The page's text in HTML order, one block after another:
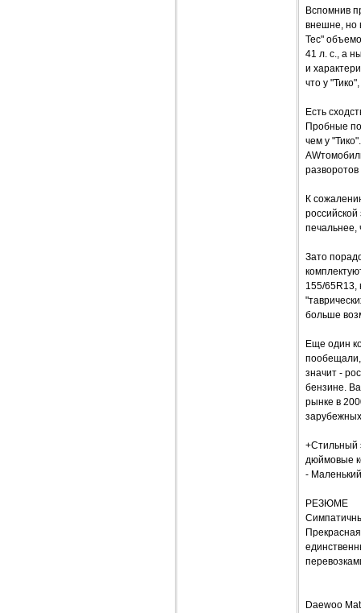
Вспомнив
внешне, но
Тес"
41 л. с., а
и
что у
Есть
Пробные
чем у
разворотов
К
печальнее,
Зато
155/65R13,
больше
Еще один
пообещали,
значит -
бензине.
рынке в
+Стильный
дюймовые
-
РЕЗЮМЕ
Daewoo